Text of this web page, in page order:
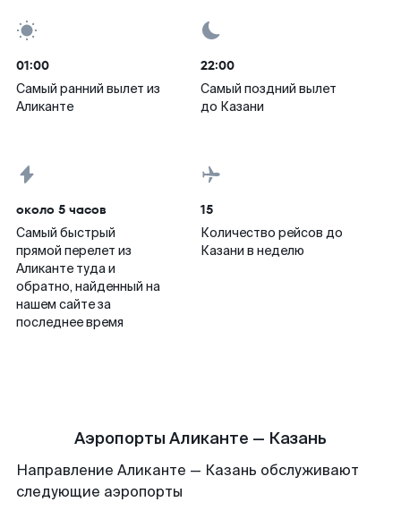
01:00
Самый ранний вылет из
Аликанте
22:00
Самый поздний вылет
до Казани
около 5 часов
Самый быстрый
прямой перелет из
Аликанте туда и
обратно, найденный на
нашем сайте за
последнее время
15
Количество рейсов до
Казани в неделю
Аэропорты Аликанте — Казань
Направление Аликанте — Казань обслуживают
следующие аэропорты